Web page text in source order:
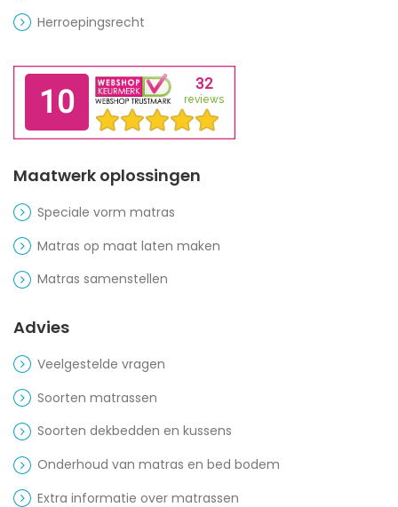
Herroepingsrecht
Maatwerk oplossingen
Speciale vorm matras
Matras op maat laten maken
Matras samenstellen
Advies
Veelgestelde vragen
Soorten matrassen
Soorten dekbedden en kussens
Onderhoud van matras en bed bodem
Extra informatie over matrassen